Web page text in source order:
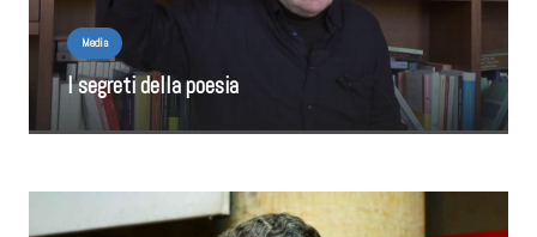
Media
I segreti della poesia